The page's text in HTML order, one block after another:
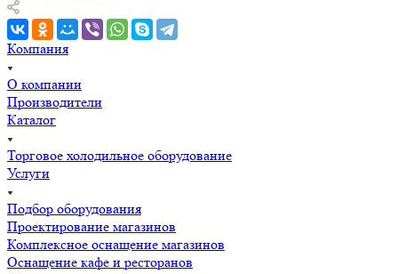
Компания
О компании
Производители
Каталог
Торговое холодильное оборудование
Услуги
Подбор оборудования
Проектирование магазинов
Комплексное оснащение магазинов
Оснащение кафе и ресторанов